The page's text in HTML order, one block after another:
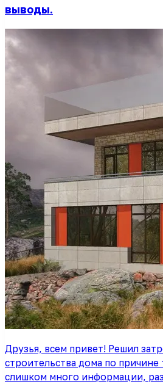
выводы.
Друзья, всем привет! Решил
строительства дома по причине
слишком много информации,